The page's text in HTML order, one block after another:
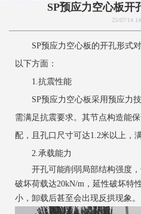
SP预应力空心板开
25/07/14
SP预应力空心板的开孔形式对
以下方面：
1.抗震性能
SP预应力空心板采用预应力技
需满足抗震要求。其节点构造能
配，且孔口尺寸可达1.2米以上，
2.承载能力
开孔可能削弱局部结构强度，
破坏荷载达20kN/m，延性破坏特
小，卸载后甚至会出现反拱现象。